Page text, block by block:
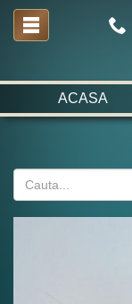
ACASA